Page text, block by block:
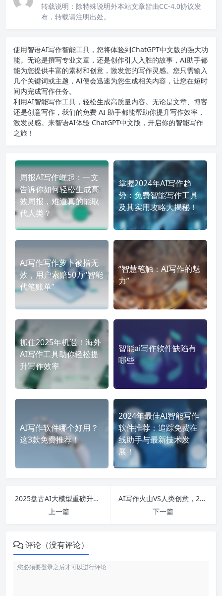
转载说明： 除特殊说明外本站文章皆由CC-4.0协议发
布，转载请注明出处。
使用智语AI写作智能工具，您将体验到ChatGPT中文版的强大功
能。无论是撰写专业文章，还是创作引人入胜的故事，AI助手都
能为您提供丰富的素材和创意，激发您的写作灵感。您只需输入
几个关键词或主题，AI便会迅速为您生成相关内容，让您在短时
间内完成写作任务。
利用AI智能写作工具，轻松生成高质量内容。无论是文章、博客
还是创意写作，我们的免费 AI 助手都能帮助你提升写作效率，
激发灵感。来智语AI体验 ChatGPT中文版 ，开启你的智能写作
之旅！
周报AI写作崛起：一文
告诉你如何轻松生成高
效周报，难道真的能取
代人类？
掌握2024年AI写作趋
势：免费智能写作工具
及其实用攻略大揭秘！
AI写作写作萝卜被指无
效，用户索赔50万“智能
代笔账单”
“智慧笔触：AI写作的魅
力”
抓住2025年机遇！海外
AI写作工具助你轻松提
升写作效率
智能ai写作软件缺陷有
哪些
AI写作软件哪个好用？
这3款免费推荐！
2024年最佳AI智能写作
软件推荐：追踪免费在
线助手与最新技术发
展！
2025盘古AI大模型重磅升级！智能觉醒颠覆行业认知极限
上一篇
AI写作火山VS人类创意，2025年谁将主宰内容江湖？
下一篇
评论（没有评论）